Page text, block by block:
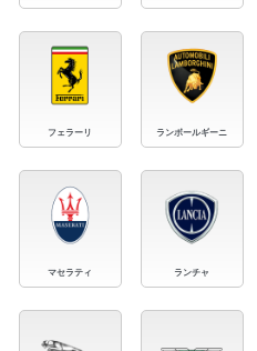
フェラーリ ランボールギーニ
マセラティ ランチャ